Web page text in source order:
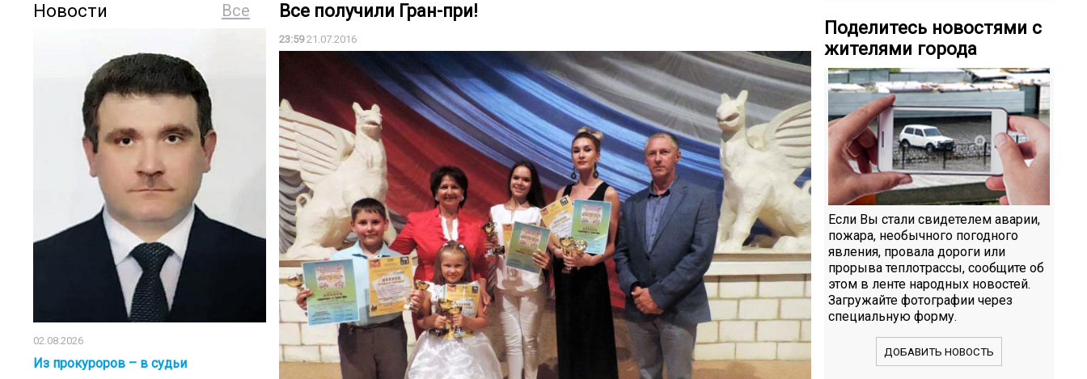
Все
Новости
02.08.2026
Из прокуроров – в судьи
Все получили Гран-при!
23:5921.07.2016
Поделитесь новостями с
жителями города
Если Вы стали свидетелем аварии,
пожара, необычного погодного
явления, провала дороги или
прорыва теплотрассы, сообщите об
этом в ленте народных новостей.
Загружайте фотографии через
специальную форму.
ДОБАВИТЬ НОВОСТЬ